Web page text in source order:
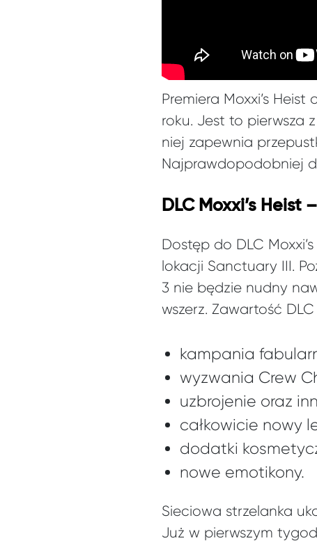
Premiera Moxxi’s
roku. Jest to pierwsza
niej zapewnia
Najprawdopodobniej
DLC Moxxi’s Heist
Dostęp do DLC
lokacji Sanctuary III.
3 nie będzie nudny
wszerz. Zawartość
kampania
wyzwania Crew
uzbrojenie oraz
całkowicie nowy
dodatki
nowe emotikony.
Sieciowa strzelanka
Już w pierwszym